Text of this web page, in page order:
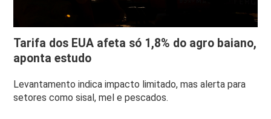
Tarifa dos EUA afeta só 1,8% do agro baiano,
aponta estudo
Levantamento indica impacto limitado, mas alerta para
setores como sisal, mel e pescados.